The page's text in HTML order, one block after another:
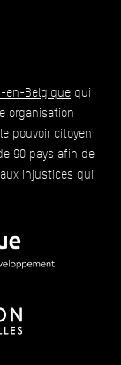
en-Belgique qui
organisation
pouvoir citoyen
90 pays afin de
injustices qui